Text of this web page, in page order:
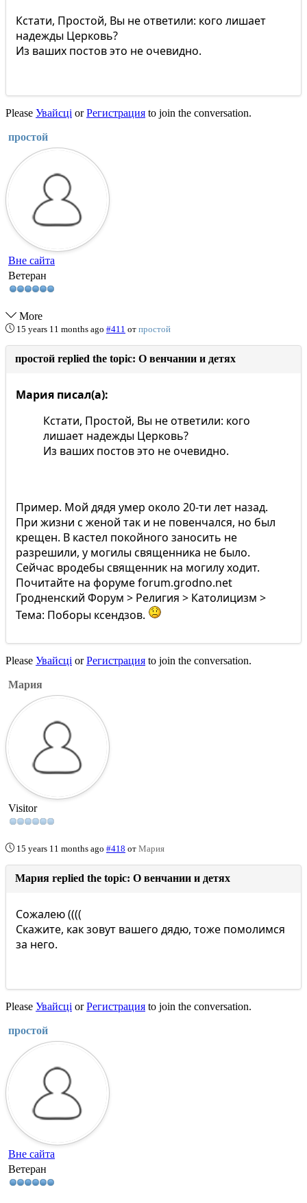
Кстати, Простой, Вы не ответили: кого лишает
надежды Церковь?
Из ваших постов это не очевидно.
Please Увайсці orРегистрация to join the conversation.
простой
Вне сайта
Ветеран
More
15 years 11 months ago #411 от простой
простой replied the topic: О венчании и детях
Мария писал(а):
Кстати, Простой, Вы не ответили: кого
лишает надежды Церковь?
Из ваших постов это не очевидно.
Пример. Мой дядя умер около 20-ти лет назад.
При жизни с женой так и не повенчался, но был
крещен. В кастел покойного заносить не
разрешили, у могилы священника не было.
Сейчас вродебы священник на могилу ходит.
Почитайте на форуме forum.grodno.net
Гродненский Форум > Религия > Католицизм >
Тема: Поборы ксендзов.
Please Увайсці orРегистрация to join the conversation.
Мария
Visitor
15 years 11 months ago #418 от Мария
Мария replied the topic: О венчании и детях
Сожалею ((((
Скажите, как зовут вашего дядю, тоже помолимся
за него.
Please Увайсці orРегистрация to join the conversation.
простой
Вне сайта
Ветеран